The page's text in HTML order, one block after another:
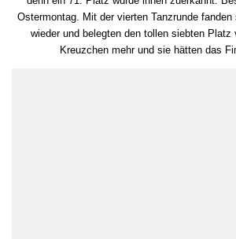
Ostermontag. Mit der vierten Tanzrunde
wieder und belegten den tollen siebten Platz
Kreuzchen mehr und sie hätten das